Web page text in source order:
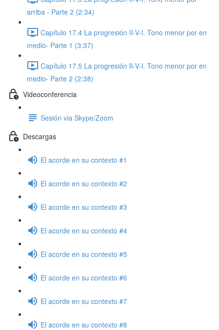
arriba - Parte 2 (2:34)
Capítulo 17.4 La progresión II-V-I. Tono menor por en
medio- Parte 1 (3:37)
Capítulo 17.5 La progresión II-V-I. Tono menor por en
medio- Parte 2 (2:38)
Videoconferencia
Sesión via Skype/Zoom
Descargas
El acorde en su contexto #1
El acorde en su contexto #2
El acorde en su contexto #3
El acorde en su contexto #4
El acorde en su contexto #5
El acorde en su contexto #6
El acorde en su contexto #7
El acorde en su contexto #8